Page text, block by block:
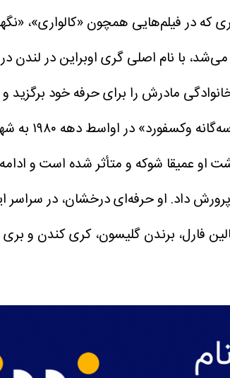
در فیلم‌هایی همچون «کالواری»، «نگهبان»
مادرش را برای حرفه خود
در اواسط دهه ۱۹۸۰ به شهرت رسید.
او عمیقا شوکه و متأثر شده است و
داد. او حرفه‌ای درخشان، در سراسر